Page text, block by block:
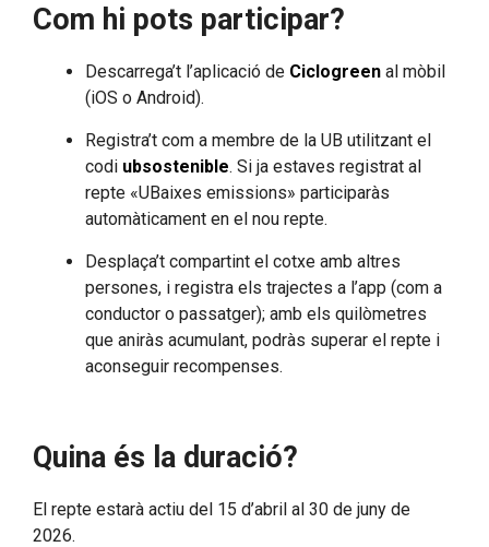
Com hi pots participar?
Descarrega’t l’aplicació de Ciclogreen al mòbil
(iOS o Android).
Registra’t com a membre de la UB utilitzant el
codi ubsostenible. Si ja estaves registrat al
repte «UBaixes emissions» participaràs
automàticament en el nou repte.
Desplaça’t compartint el cotxe amb altres
persones, i registra els trajectes a l’app (com a
conductor o passatger); amb els quilòmetres
que aniràs acumulant, podràs superar el repte i
aconseguir recompenses.
Quina és la duració?
El repte estarà actiu del 15 d’abril al 30 de juny de
2026.